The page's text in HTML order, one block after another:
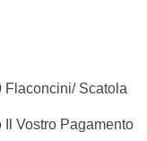
Flaconcini/ Scatola
Vostro Pagamento